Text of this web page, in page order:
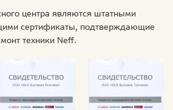
центра являются штатными
сертификаты, подтверждающие
техники Neff.